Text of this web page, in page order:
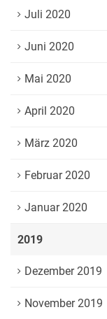
Juli 2020
Juni 2020
Mai 2020
April 2020
März 2020
Februar 2020
Januar 2020
2019
Dezember 2019
November 2019